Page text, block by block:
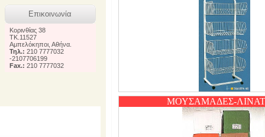
Επικοινωνία
Κορινθίας 38
TK.11527
Αμπελόκηποι, Αθήνα.
Τηλ.: 210 7777032
-2107706199
Fax.: 210 7777032
ΜΟΥΣΑΜΑΔΕΣ-